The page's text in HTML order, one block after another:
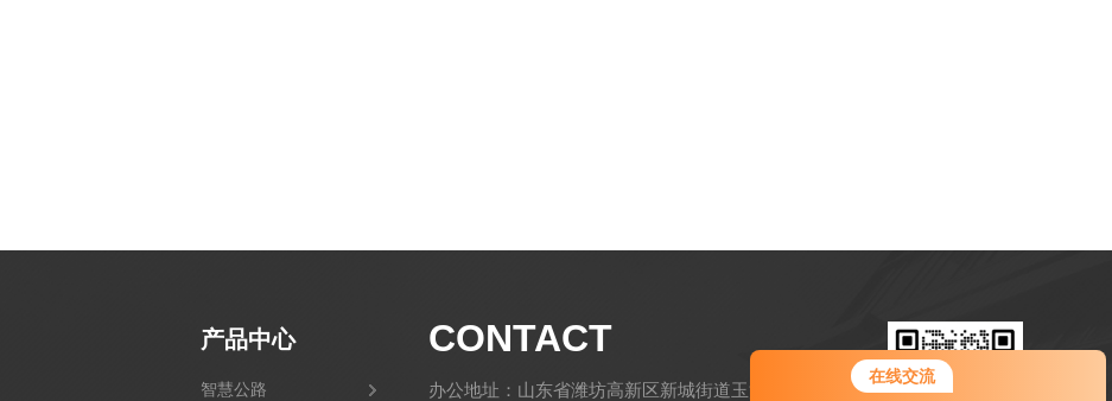
在线交流
产品中心
智慧公路
CONTACT
办公地址：山东省潍坊高新区新城街道玉清社区金马路